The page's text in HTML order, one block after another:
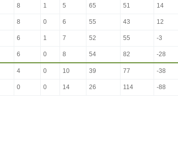
8 1 5 65 51 14
8 0 6 55 43 12
6 1 7 52 55 -3
6 0 8 54 82 -28
4 0 10 39 77 -38
0 0 14 26 114 -88